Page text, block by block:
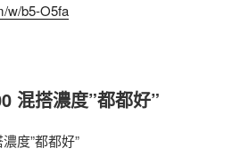
w/b5-O5fa
混搭濃度”都都好”
度”都都好”